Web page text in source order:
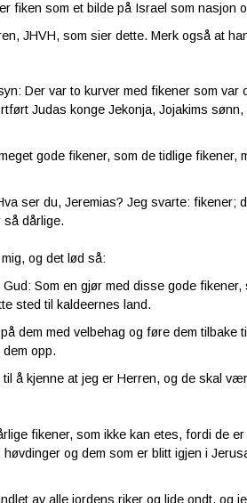
fiken som et bilde på Israel som nasjon
JHVH, som sier dette. Merk også at
Der var to kurver med fikener som
Judas konge Jekonja, Jojakims
gode fikener, som de tidlige
ser du, Jeremias? Jeg svarte: fikener;
så dårlige.
og det lød så:
Som en gjør med disse gode
sted til kaldeernes land.
dem med velbehag og føre dem tilbake
opp.
til å kjenne at jeg er Herren, og de skal
fikener, som ikke kan etes, fordi de
og dem som er blitt igjen i
av alle jordens riker og lide ondt, og